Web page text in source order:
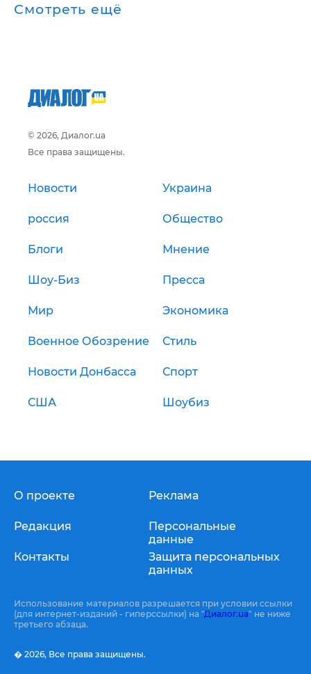
Смотреть ещё
© 2026, Диалог.ua
Все права защищены.
Новости Украина
россия Общество
Блоги Мнение
Шоу-Биз Пресса
Мир Экономика
Военное Обозрение Стиль
Новости Донбасса Спорт
США Шоубиз
О проекте
Редакция
Контакты
Реклама
Персональные
данные
Защита персональных
данных
Использование материалов разрешается при условии ссылки
(для интернет-изданий - гиперссылки) на "Диалог.ua" не ниже
третьего абзаца.
� 2026, Все права защищены.